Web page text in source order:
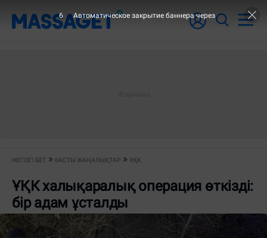
НЕГІЗГІ БЕТ БАСТЫ ЖАҢАЛЫҚТАР ҰҚК
ҰҚК халықаралық операция өткізді:
бір адам ұсталды
6 Автоматическое закрытие баннера через